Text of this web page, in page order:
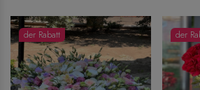
der Rabatt der